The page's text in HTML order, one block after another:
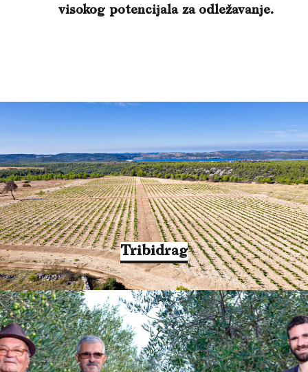
visokog potencijala za odležavanje.
Tribidrag